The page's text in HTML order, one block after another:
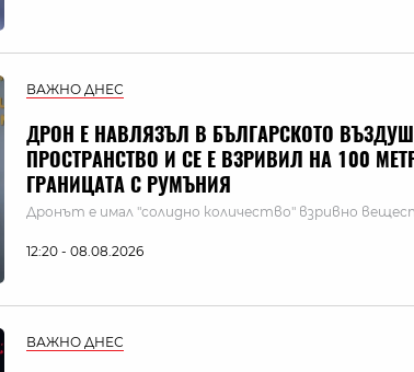
ВАЖНО ДНЕС
ДРОН Е НАВЛЯЗЪЛ В БЪЛГАРСКОТО
ПРОСТРАНСТВО И СЕ Е ВЗРИВИЛ НА 100
ГРАНИЦАТА С РУМЪНИЯ
Дронът е имал "солидно количество" взривно
12:20 - 08.08.2026
ВАЖНО ДНЕС